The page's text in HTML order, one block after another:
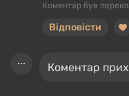
Коментар був
Відповісти
Коментар